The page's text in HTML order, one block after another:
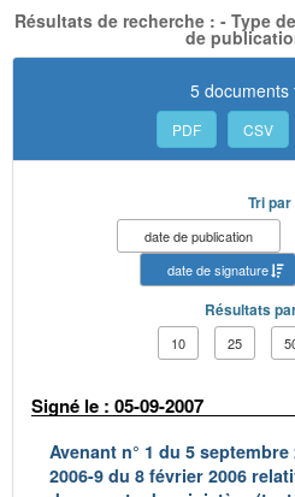
Résultats de recherche : - Type
de
5 documents
PDF CSV
Tri par
date de publication
date de signature
Résultats
10 25
Signé le : 05-09-2007
Avenant n° 1 du 5
2006-9 du 8 février 2006